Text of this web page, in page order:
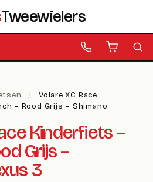
Tweewielers
/
Volare XC Race
– Rood Grijs – Shimano
Kinderfiets –
Grijs –
3